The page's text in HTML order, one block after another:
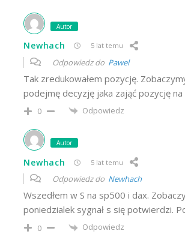
Autor
Newhach 5 lat temu
Odpowiedz do Pawel
Tak zredukowałem pozycję.
podejmę decyzję jaka zająć pozycję
0 Odpowiedz
Autor
Newhach 5 lat temu
Odpowiedz do Newhach
Wszedłem w S na sp500 i dax.
poniedzialek sygnał s się potwierdzi.
0 Odpowiedz